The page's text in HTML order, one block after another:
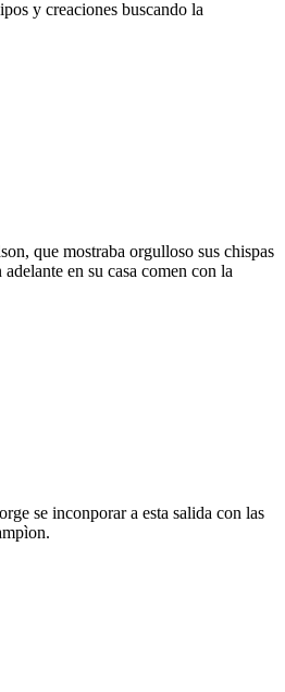
y creaciones buscando la
que mostraba orgulloso sus chispas
en su casa comen con la
se inconporar a esta salida con las